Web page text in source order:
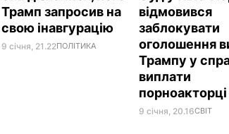
Трамп запросив на
свою інавгурацію
9 січня, 21.22ПОЛІТИКА
відмовився
заблокувати
оголошення
Трампу у
виплати
порноакторці
9 січня, 20.16СВІТ